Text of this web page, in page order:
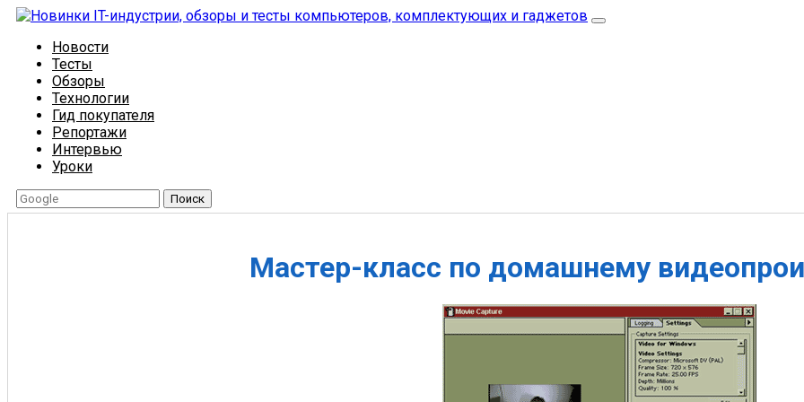
Новости
Тесты
Обзоры
Технологии
Гид покупателя
Репортажи
Интервью
Уроки
Поиск
Мастер-класс по домашнему